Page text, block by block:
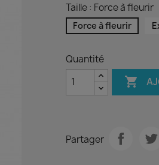
Taille : Force à fleurir
Force à fleurir
Quantité

Partager